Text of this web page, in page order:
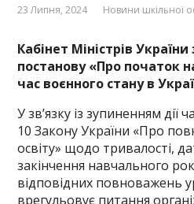
23 Липня, 2024 Новини шкільної
Кабінет Міністрів
постанову «Про початок
час воєнного стану в
У зв’язку із зупиненням дії
10 Закону України «Про
освіту» щодо тривалості,
закінчення навчального
відповідних повноважень
врегульовує питання